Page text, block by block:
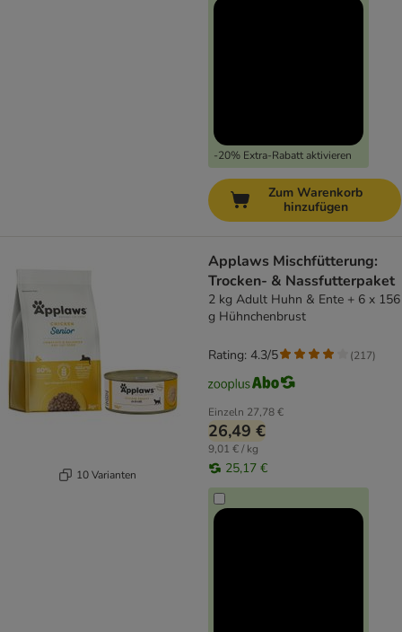
-20% Extra-Rabatt aktivieren
Zum Warenkorb
hinzufügen
10 Varianten
Applaws Mischfütterung:
Trocken- & Nassfutterpaket
2 kg Adult Huhn & Ente + 6 x 156
g Hühnchenbrust
Einzeln 27,78 €
26,49 €
9,01 € / kg
25,17 €
Rating: 4.3/5 (217)